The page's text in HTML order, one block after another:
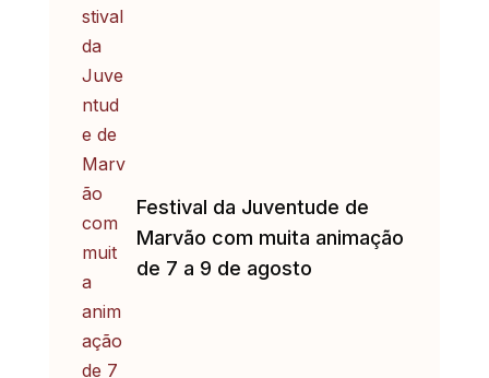
Festival da Juventude de
Marvão com muita animação
de 7 a 9 de agosto